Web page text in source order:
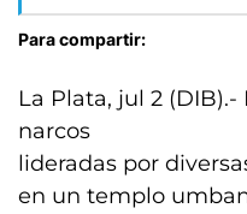
Para compartir:
La Plata, jul 2
narcos
lideradas por
en un templo